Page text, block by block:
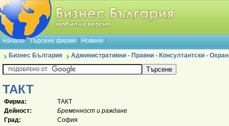
Начало Търсене фирми Новини
Бизнес България Административни - Правни - Консултантски -
ТАКТ
Фирма:
ТАКТ
Дейност:
Бременност и раждане
Град:
София